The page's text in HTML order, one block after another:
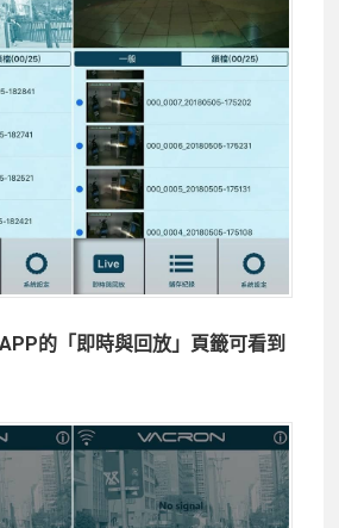
的「即時與回放」頁籤可看到